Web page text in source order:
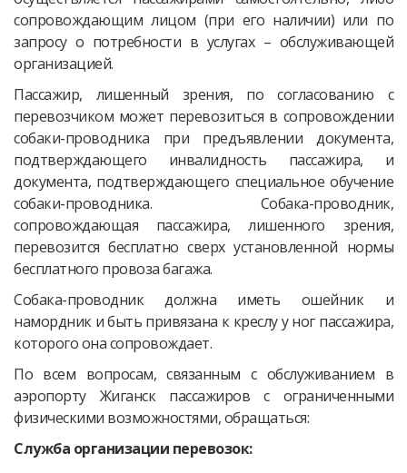
сопровождающим лицом (при его наличии) или по
запросу о потребности в услугах – обслуживающей
организацией.
Пассажир, лишенный зрения, по согласованию с
перевозчиком может перевозиться в сопровождении
собаки-проводника при предъявлении документа,
подтверждающего инвалидность пассажира, и
документа, подтверждающего специальное обучение
собаки-проводника. Собака-проводник,
сопровождающая пассажира, лишенного зрения,
перевозится бесплатно сверх установленной нормы
бесплатного провоза багажа.
Собака-проводник должна иметь ошейник и
намордник и быть привязана к креслу у ног пассажира,
которого она сопровождает.
По всем вопросам, связанным с обслуживанием в
аэропорту Жиганск пассажиров с ограниченными
физическими возможностями, обращаться:
Служба организации перевозок: